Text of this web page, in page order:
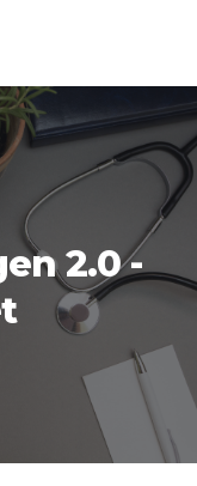
2.0 -